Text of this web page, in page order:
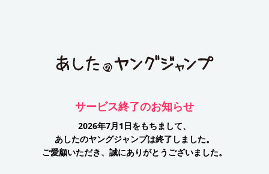
サービス終了のお知らせ
2026年7月1日をもちまして、
あしたのヤングジャンプは終了しました。
ご愛顧いただき、誠にありがとうございました。